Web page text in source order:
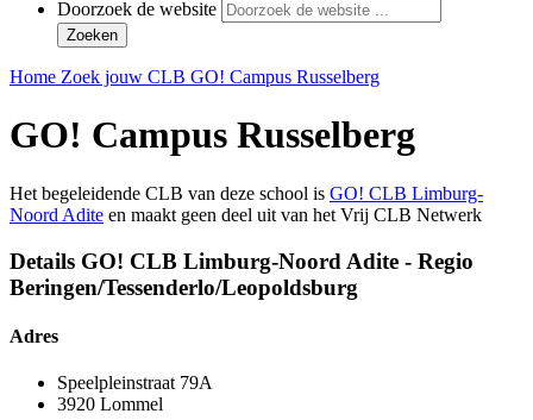
Doorzoek de website
Zoeken
Home Zoek jouw CLB GO! Campus Russelberg
GO! Campus Russelberg
Het begeleidende CLB van deze school is GO! CLB Limburg-
Noord Adite en maakt geen deel uit van het Vrij CLB Netwerk
Details GO! CLB Limburg-Noord Adite - Regio
Beringen/Tessenderlo/Leopoldsburg
Adres
Speelpleinstraat 79A
3920 Lommel